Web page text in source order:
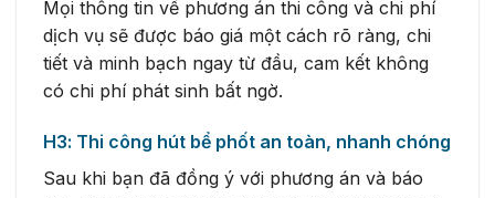
Mọi thông tin về phương án thi công và chi phí
dịch vụ sẽ được báo giá một cách rõ ràng, chi
tiết và minh bạch ngay từ đầu, cam kết không
có chi phí phát sinh bất ngờ.
H3: Thi công hút bể phốt an toàn, nhanh chóng
Sau khi bạn đã đồng ý với phương án và báo